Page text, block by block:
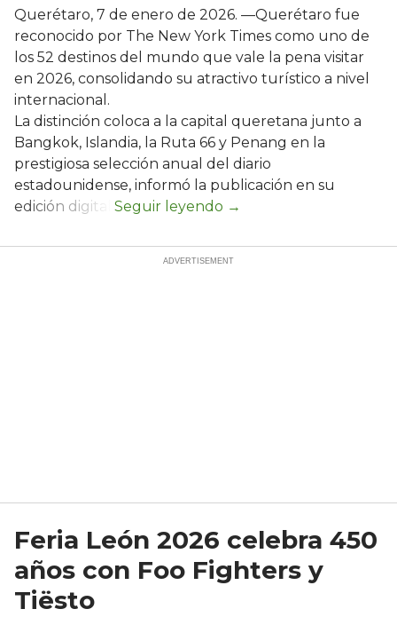
Querétaro, 7 de enero de 2026. —Querétaro fue
reconocido por The New York Times como uno de
los 52 destinos del mundo que vale la pena visitar
en 2026, consolidando su atractivo turístico a nivel
internacional.
La distinción coloca a la capital queretana junto a
Bangkok, Islandia, la Ruta 66 y Penang en la
prestigiosa selección anual del diario
estadounidense, informó la publicación en su
edición digital.
Feria León 2026 celebra 450
años con Foo Fighters y
Tiësto